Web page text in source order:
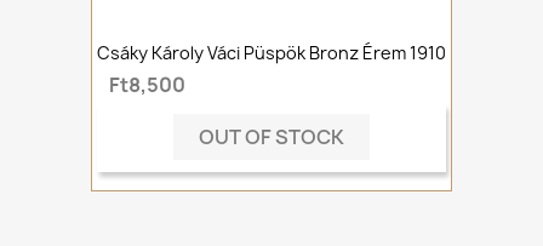
Csáky Károly Váci Püspök Bronz Érem 1910
Ft8,500
OUT OF STOCK